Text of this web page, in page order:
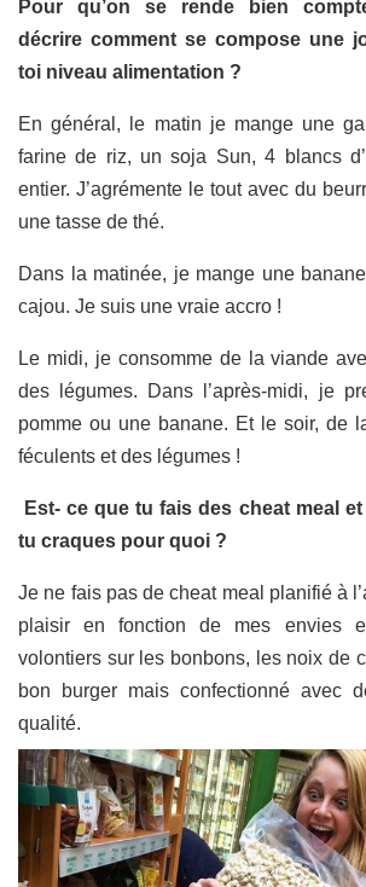
Pour qu’on se rende bien
décrire comment se compose une
toi niveau alimentation ?
En général, le matin je mange une
farine de riz, un soja Sun, 4 blancs
entier. J’agrémente le tout avec du
une tasse de thé.
Dans la matinée, je mange une
cajou. Je suis une vraie accro !
Le midi, je consomme de la viande
des légumes. Dans l’après-midi, je
pomme ou une banane. Et le soir, de
féculents et des légumes !
Est- ce que tu fais des cheat meal
tu craques pour quoi ?
Je ne fais pas de cheat meal planifié à
plaisir en fonction de mes envies
volontiers sur les bonbons, les noix de
bon burger mais confectionné avec
qualité.